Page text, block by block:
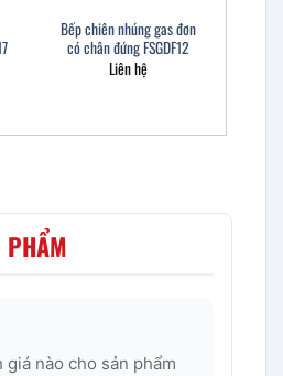
Bếp chiên nhúng gas đơn
có chân đứng FSGDF12
Liên hệ
giá nào cho sản phẩm